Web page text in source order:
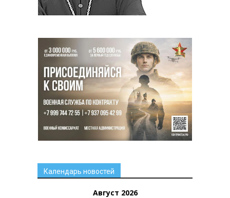
Календарь новостей
Август 2026